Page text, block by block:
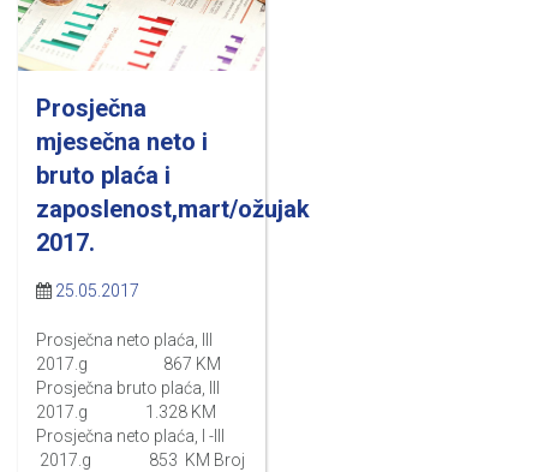
Prosječna
mjesečna neto i
bruto plaća i
zaposlenost,mart/ožujak
2017.
25.05.2017
Prosječna neto plaća, III
2017.g 867 KM
Prosječna bruto plaća, III
2017.g 1.328 KM
Prosječna neto plaća, I -III
2017.g 853 KM Broj